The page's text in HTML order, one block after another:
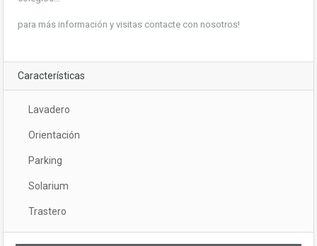
para más información y visitas contacte con nosotros!
Características
Lavadero
Orientación
Parking
Solarium
Trastero